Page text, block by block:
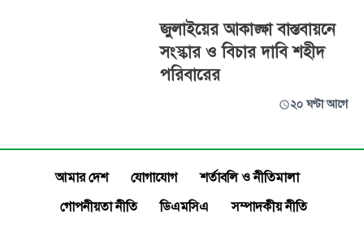
জুলাইয়ের আকাঙ্ক্ষা বাস্তবায়নে
সংস্কার ও বিচার দাবি শহীদ
পরিবারের
২০ ঘণ্টা আগে
আমার দেশ যোগাযোগ
শর্তাবলি ও নীতিমালা
গোপনীয়তা নীতি
ডিএমসিএ সম্পাদকীয় নীতি